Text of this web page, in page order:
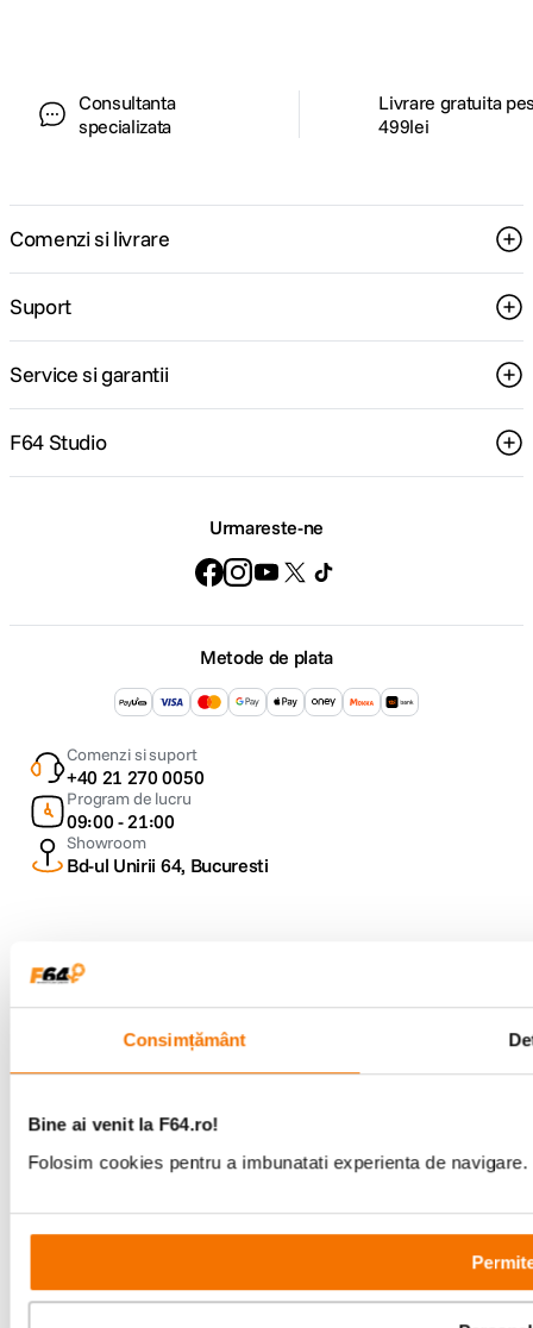
Consimțământ
Bine ai venit la F64.ro!
Folosim cookies pentru a imbunatati experienta de
Consultanta
specializata
Livrare gratuita
499lei
Comenzi si livrare
Suport
Service si garantii
F64 Studio
Urmareste-ne
Metode de plata
Comenzi si suport
+40 21 270 0050
Program de lucru
09:00 - 21:00
Showroom
Bd-ul Unirii 64, Bucuresti
Copyright © F64 2001 - 2026